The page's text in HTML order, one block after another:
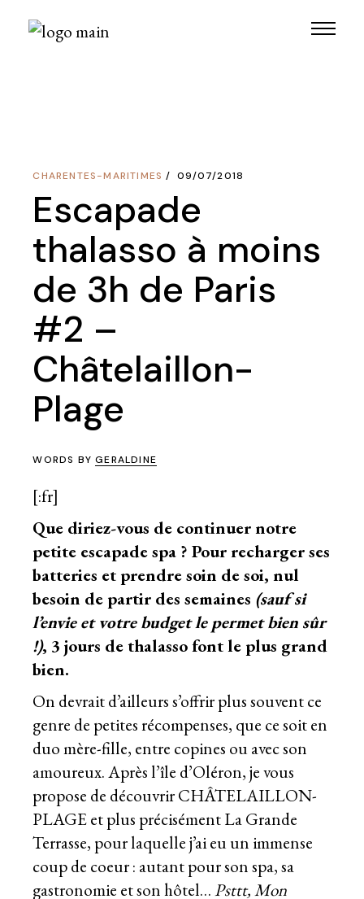
CHARENTES-MARITIMES 09/07/2018
Escapade
thalasso à moins
de 3h de Paris
#2 –
Châtelaillon-
Plage
WORDS BYGERALDINE
[:fr]
Que diriez-vous de continuer notre
petite escapade spa ? Pour recharger ses
batteries et prendre soin de soi, nul
besoin de partir des semaines (sauf si
l’envie et votre budget le permet bien sûr
!), 3 jours de thalasso font le plus grand
bien.
On devrait d’ailleurs s’offrir plus souvent ce
genre de petites récompenses, que ce soit en
duo mère-fille, entre copines ou avec son
amoureux. Après l’île d’Oléron, je vous
propose de découvrir CHÂTELAILLON-
PLAGE et plus précisément La Grande
Terrasse, pour laquelle j’ai eu un immense
coup de coeur : autant pour son spa, sa
gastronomie et son hôtel…Psttt, Mon